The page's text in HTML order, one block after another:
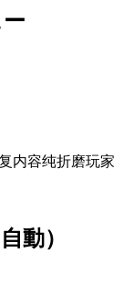
内容纯折磨玩家
動）